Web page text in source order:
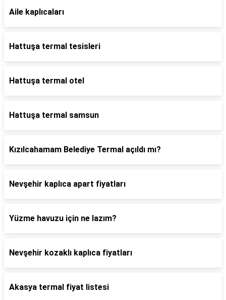
Aile kaplıcaları
Hattuşa termal tesisleri
Hattuşa termal otel
Hattuşa termal samsun
Kızılcahamam Belediye Termal açıldı mı?
Nevşehir kaplıca apart fiyatları
Yüzme havuzu için ne lazım?
Nevşehir kozaklı kaplıca fiyatları
Akasya termal fiyat listesi